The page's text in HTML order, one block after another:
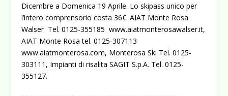
Dicembre a Domenica 19 Aprile. Lo skipass unico per
l’intero comprensorio costa 36€. AIAT Monte Rosa
Walser Tel. 0125-355185www.aiatmonterosawalser.it,
AIAT Monte Rosa tel. 0125-307113
www.aiatmonterosa.com, Monterosa Ski Tel. 0125-
303111, Impianti di risalita SAGIT S.p.A. Tel. 0125-
355127.